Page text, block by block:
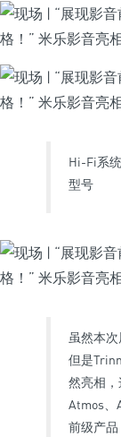
Hi-Fi系
型号
虽然本
但是
然亮相
Atmos、
前级产品